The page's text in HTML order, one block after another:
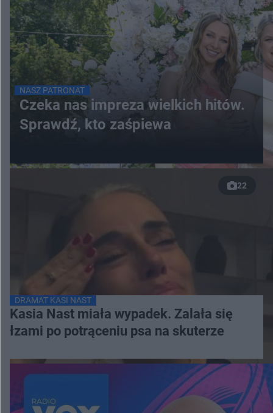
NASZ PATRONAT
Czeka nas impreza wielkich hitów.
Sprawdź, kto zaśpiewa
22
DRAMAT KASI NAST
Kasia Nast miała wypadek. Zalała się
łzami po potrąceniu psa na skuterze